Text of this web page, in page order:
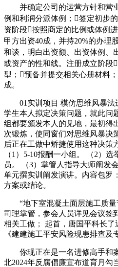
并确定公司的运营方针和营
例和利润分派体例；签定初步
资阶段按照商定的比例或体例
甲方出资40成，并持20%的办理
和谈，明白出资额、出资体例、
或资产的性和线。注册成立阶段
型；预备并提交相关心册材料
成。
01实训项目 模仿思维风暴法
学生本人拟定决策问题，就此问
组都要颁发本人的见地，最初得
次锻炼，使同窗们对思维风暴决
后正在工做中矫捷使用这种决策
（1）5-10报酬一小组。 （2）
员。 （3）掌管人指导大师阐发
单元撰实训阐发演讲。内容包罗
方案或结论。
“地下室混凝土面层施工质量
司理掌管，参会人员详见会议签
相关工做； 起首，唐国平科长
《建建施工平安风险现患排查及
你现正在是一名进修高手和
北2024年反腐倡廉宣布道育月勾